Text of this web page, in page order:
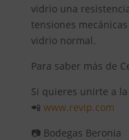
vidrio una
tensiones
vidrio normal.
Para saber más de
Si quieres unirte a
📲 www.revip.com
📷 Bodegas Beronia